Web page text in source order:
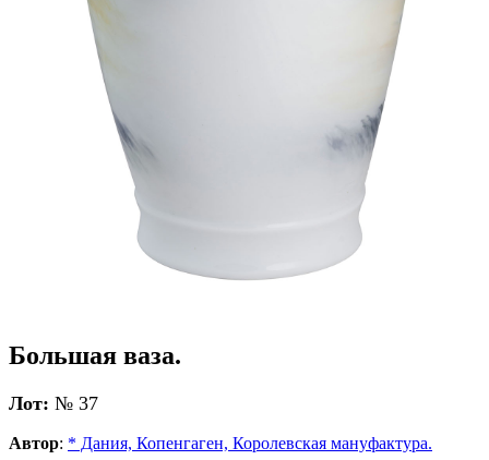
Большая ваза.
Лот: № 37
Автор: * Дания, Копенгаген, Королевская мануфактура.